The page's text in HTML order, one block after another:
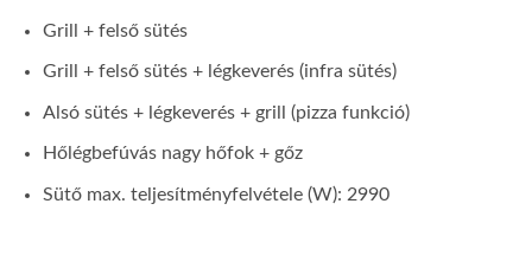
Grill + felső sütés
Grill + felső sütés + légkeverés (infra sütés)
Alsó sütés + légkeverés + grill (pizza funkció)
Hőlégbefúvás nagy hőfok + gőz
Sütő max. teljesítményfelvétele (W): 2990